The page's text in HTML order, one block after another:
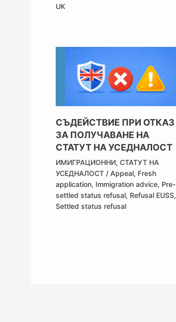
UK
СЪДЕЙСТВИЕ ПРИ ОТКАЗ
ЗА ПОЛУЧАВАНЕ НА
СТАТУТ НА УСЕДНАЛОСТ
ИМИГРАЦИОННИ, СТАТУТ НА
УСЕДНАЛОСТ / Appeal, Fresh
application, Immigration advice, Pre-
settled status refusal, Refusal EUSS,
Settled status refusal